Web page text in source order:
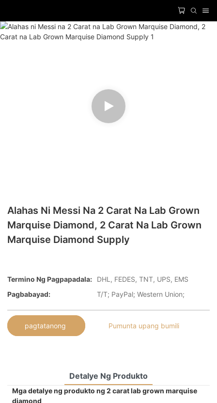
Alahas Ni Messi Na 2 Carat Na Lab Grown
Marquise Diamond, 2 Carat Na Lab Grown
Marquise Diamond Supply
Termino Ng Pagpapadala:
DHL, FEDES, TNT, UPS, EMS
Pagbabayad:
T/T; PayPal; Western Union;
pagtatanong Pumunta upang bumili
Detalye Ng Produkto
Mga detalye ng produkto ng 2 carat lab grown marquise
diamond